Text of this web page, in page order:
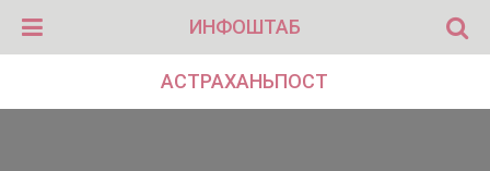
ИНФОШТАБ
АСТРАХАНЬПОСТ